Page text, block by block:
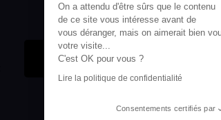
On a attendu d'être sûrs que le contenu
de ce site vous intéresse avant de
vous déranger, mais on aimerait bien
votre visite...
C'est OK pour vous ?
Lire la politique de confidentialité
Consentements certifiés par
Disponible sur l'App Store et